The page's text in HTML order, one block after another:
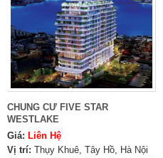
CHUNG CƯ FIVE STAR
WESTLAKE
Giá: Liên Hệ
Vị trí: Thụy Khuê, Tây Hồ, Hà Nội